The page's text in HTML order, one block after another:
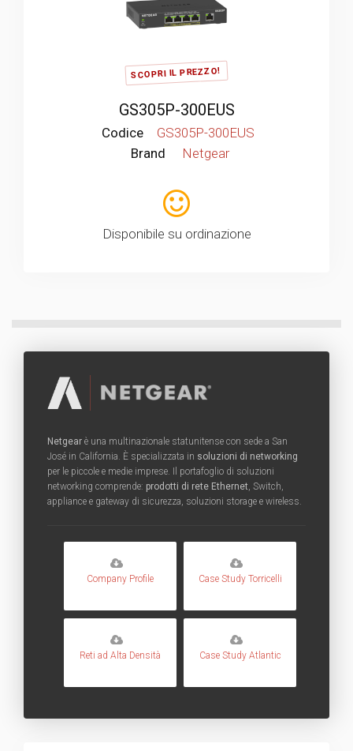
SCOPRI IL PREZZO!
GS305P-300EUS
Codice
GS305P-300EUS
Brand
Netgear
Disponibile su ordinazione
Netgear è una multinazionale statunitense con sede a San
José in California. È specializzata in soluzioni di networking
per le piccole e medie imprese. Il portafoglio di soluzioni
networking comprende: prodotti di rete Ethernet , Switch,
appliance e gateway di sicurezza, soluzioni storage e wireless.
Company Profile Case Study Torricelli
Reti ad Alta Densità Case Study Atlantic